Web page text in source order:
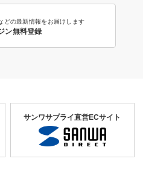
どの最新情報をお届けします
ン無料登録
サンワサプライ直営ECサイト